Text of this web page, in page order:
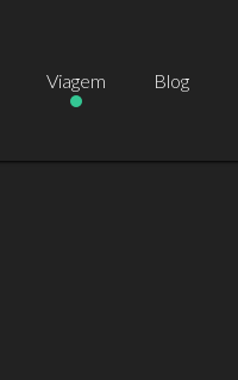
Viagem Blog